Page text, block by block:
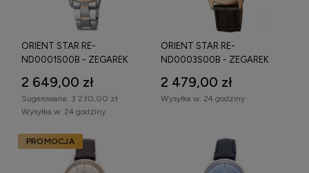
ORIENT STAR RE-
ND0001S00B - ZEGAREK
2 649,00 zł
Wysyłka w: 24 godziny
Sugerowana: 3 230,00 zł
ORIENT STAR RE-
ND0003S00B - ZEGAREK
2 479,00 zł
Wysyłka w: 24 godziny
PROMOCJA